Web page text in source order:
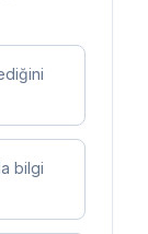
bilgi